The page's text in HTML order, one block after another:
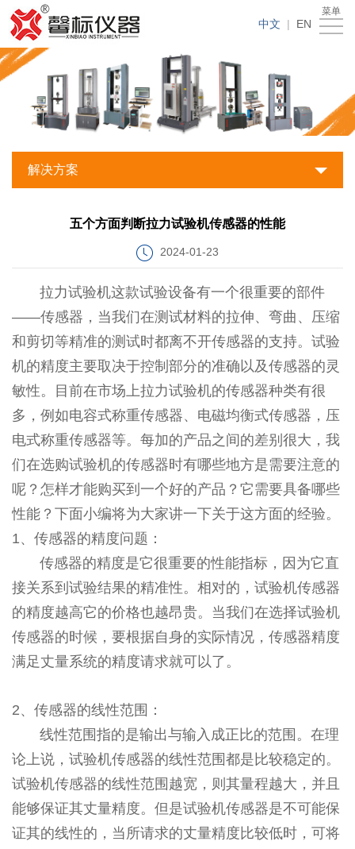
菜单
中文 | EN
产
品
附
案
标
支
系
们
解决方案
五个方面判断拉力试验机传感器的性能
2024-01-23
拉力试验机这款试验设备有一个很重要的部件
——传感器，当我们在测试材料的拉伸、弯曲、压缩
和剪切等精准的测试时都离不开传感器的支持。试验
机的精度主要取决于控制部分的准确以及传感器的灵
敏性。目前在市场上拉力试验机的传感器种类有很
多，例如电容式称重传感器、电磁均衡式传感器，压
电式称重传感器等。每加的产品之间的差别很大，我
们在选购试验机的传感器时有哪些地方是需要注意的
呢？怎样才能购买到一个好的产品？它需要具备哪些
性能？下面小编将为大家讲一下关于这方面的经验。
1、传感器的精度问题：
传感器的精度是它很重要的性能指标，因为它直
接关系到试验结果的精准性。相对的，试验机传感器
的精度越高它的价格也越昂贵。当我们在选择试验机
传感器的时候，要根据自身的实际情况，传感器精度
满足丈量系统的精度请求就可以了。
2、传感器的线性范围：
线性范围指的是输出与输入成正比的范围。在理
论上说，试验机传感器的线性范围都是比较稳定的。
试验机传感器的线性范围越宽，则其量程越大，并且
能够保证其丈量精度。但是试验机传感器是不可能保
证其的线性的，当所请求的丈量精度比较低时，可将